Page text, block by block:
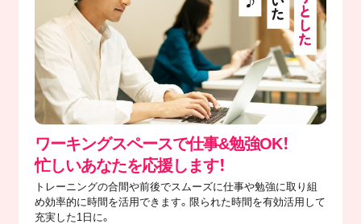
ワーキングスペースで仕事&勉強OK！
忙しいあなたを応援します！
トレーニングの合間や前後でスムーズに仕事や勉強に取り組
め効率的に時間を活用できます。限られた時間を有効活用して
充実した1日に。